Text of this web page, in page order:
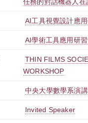
AI工具視覺設計應
AI學術工具應用研
THIN FILMS
WORKSHOP
中央大學數學系演講
Invited Speaker